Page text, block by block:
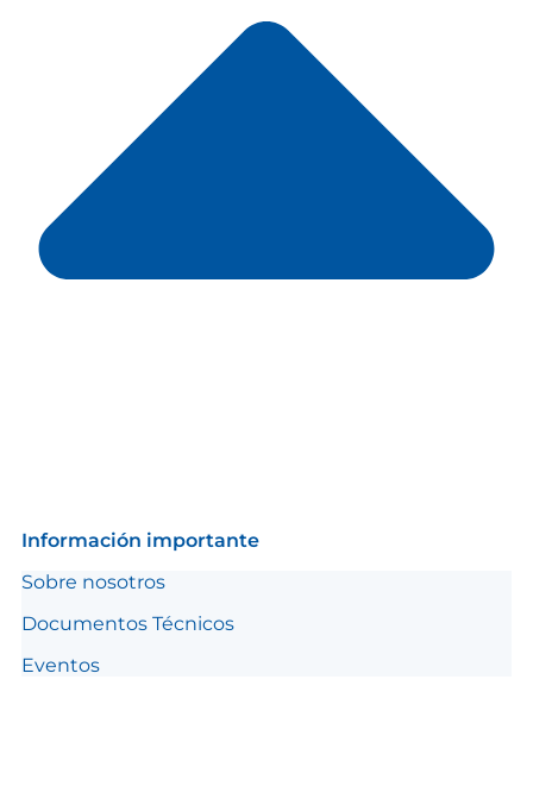
Información importante
Sobre nosotros
Documentos Técnicos
Eventos